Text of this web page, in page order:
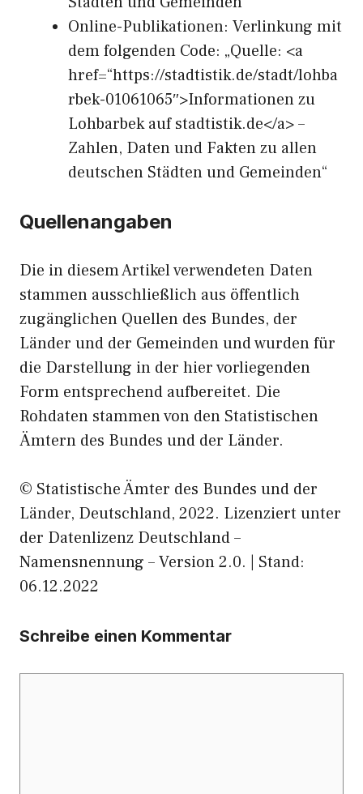
Online-Publikationen: Verlinkung mit
dem folgenden Code: „Quelle: <a
href=“https://stadtistik.de/stadt/lohba
rbek-01061065″>Informationen zu
Lohbarbek auf stadtistik.de</a> –
Zahlen, Daten und Fakten zu allen
deutschen Städten und Gemeinden“
Quellenangaben
Die in diesem Artikel verwendeten Daten
stammen ausschließlich aus öffentlich
zugänglichen Quellen des Bundes, der
Länder und der Gemeinden und wurden für
die Darstellung in der hier vorliegenden
Form entsprechend aufbereitet. Die
Rohdaten stammen von den Statistischen
Ämtern des Bundes und der Länder.
© Statistische Ämter des Bundes und der
Länder, Deutschland, 2022. Lizenziert unter
der Datenlizenz Deutschland –
Namensnennung – Version 2.0. | Stand:
06.12.2022
Schreibe einen Kommentar